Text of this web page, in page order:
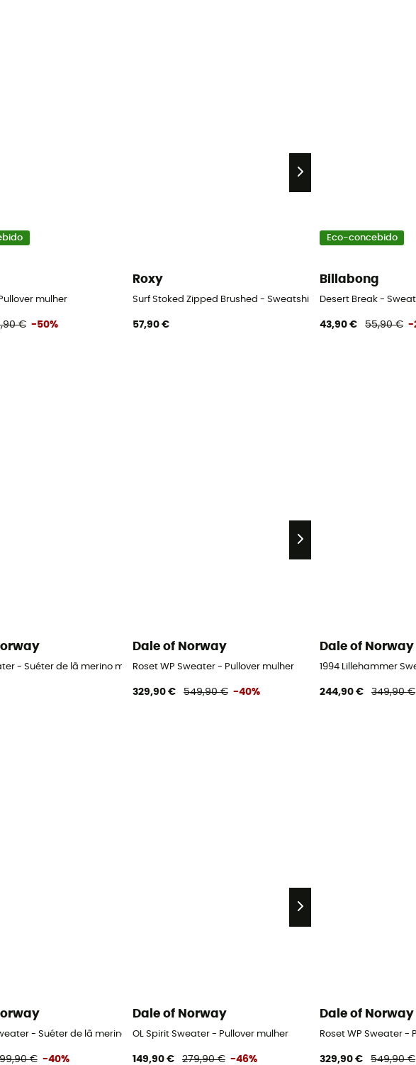
mulher
€ -50%
Roxy
Surf Stoked Zipped Brushed - Sweatshirt mulher
57,90 €
Eco-concebido
Billabong
Desert Break -
43,90 € 55,90 € -
- Suéter de lã merino mulher
Dale of Norway
Roset WP Sweater - Pullover mulher
329,90 € 549,90 € -40%
Dale of Norway
1994 Lillehammer
244,90 € 349,90 €
- Suéter de lã merino mulher
€ -40%
Dale of Norway
OL Spirit Sweater - Pullover mulher
149,90 € 279,90 € -46%
Dale of Norway
Roset WP Sweater -
329,90 € 549,90 €